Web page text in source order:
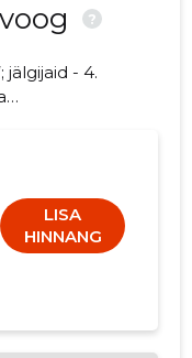
?
jälgijaid - 4.
LISA
HINNANG